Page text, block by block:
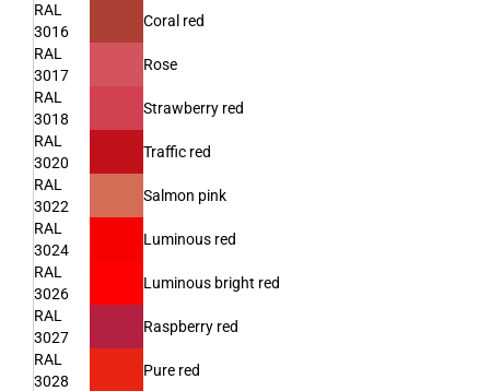
RAL
3016
Coral red
RAL
3017
Rose
RAL
3018
Strawberry red
RAL
3020
Traffic red
RAL
3022
Salmon pink
RAL
3024
Luminous red
RAL
3026
Luminous bright red
RAL
3027
Raspberry red
RAL
3028
Pure red